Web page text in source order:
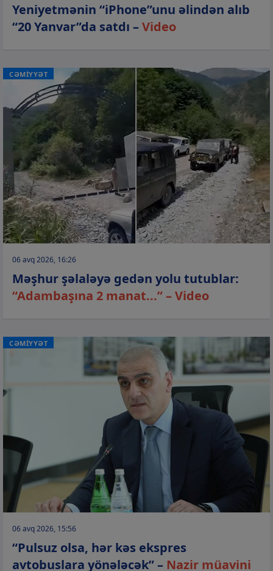
Yeniyetmənin “iPhone”unu əlindən alıb
“20 Yanvar”da satdı –Video
CƏMİYYƏT
06 avq 2026, 16:26
Məşhur şəlaləyə gedən yolu tutublar:
“Adambaşına 2 manat...” – Video
CƏMİYYƏT
06 avq 2026, 15:56
“Pulsuz olsa, hər kəs ekspres
avtobuslara yönələcək” – Nazir müavini